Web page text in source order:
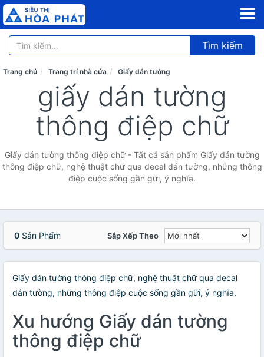
Tìm kiếm
Trang chủ Trang trí nhà cửa Giấy dán tường
giấy dán tường
thông điệp chữ
Giấy dán tường thông điệp chữ - Tất cả sản phẩm Giấy dán tường
thông điệp chữ, nghệ thuật chữ qua decal dán tường, những thông
điệp cuộc sống gần gữi, ý nghĩa.
0 Sản Phẩm Sắp Xếp Theo
Giấy dán tường thông điệp chữ, nghệ thuật chữ qua decal
dán tường, những thông điệp cuộc sống gần gữi, ý nghĩa.
Xu hướng Giấy dán tường
thông điệp chữ